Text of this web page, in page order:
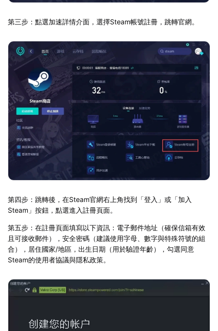
第三步：點選加速詳情介面，選擇Steam帳號註冊，跳轉官網。
第四步：跳轉後，在Steam官網右上角找到「登入」或「加入
Steam」按鈕，點選進入註冊頁面。
第五步：在註冊頁面填寫以下資訊：電子郵件地址（確保信箱有效
且可接收郵件），安全密碼（建議使用字母、數字與特殊符號的組
合），居住國家/地區，出生日期（用於驗證年齡），勾選同意
Steam的使用者協議與隱私政策。